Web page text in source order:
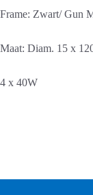
Frame: Zwart/ Gun
Maat: Diam. 15 x
4 x 40W